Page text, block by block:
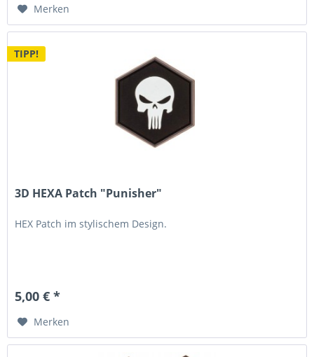
Merken
TIPP!
3D HEXA Patch "Punisher"
HEX Patch im stylischem Design.
5,00 € *
Merken